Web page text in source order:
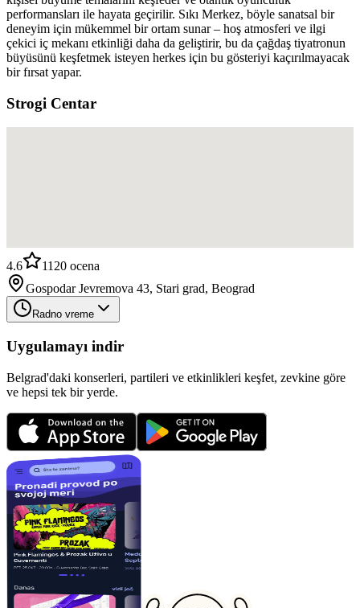
performansları ile hayata geçirilir. Sıkı Merkez, böyle sanatsal bir
deneyim için mükemmel bir ortam sunar – hoş atmosferi ve ilgi
çekici iç mekanı etkinliği daha da geliştirir, bu da çağdaş tiyatronun
büyüsünü keşfetmek isteyen herkes için bu gösteriyi kaçırılmayacak
bir fırsat yapar.
Strogi Centar
4.6 1120 ocena
Gospodar Jevremova 43, Stari grad, Beograd
Radno vreme
Uygulamayı indir
Belgrad'daki konserleri, partileri ve etkinlikleri keşfet, zevkine göre
ve hepsi tek bir yerde.